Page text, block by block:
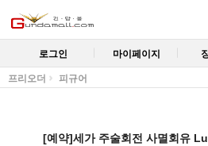
로그인 마이페이지
프리오더 피규어
[예약]세가 주술회전 사멸회유